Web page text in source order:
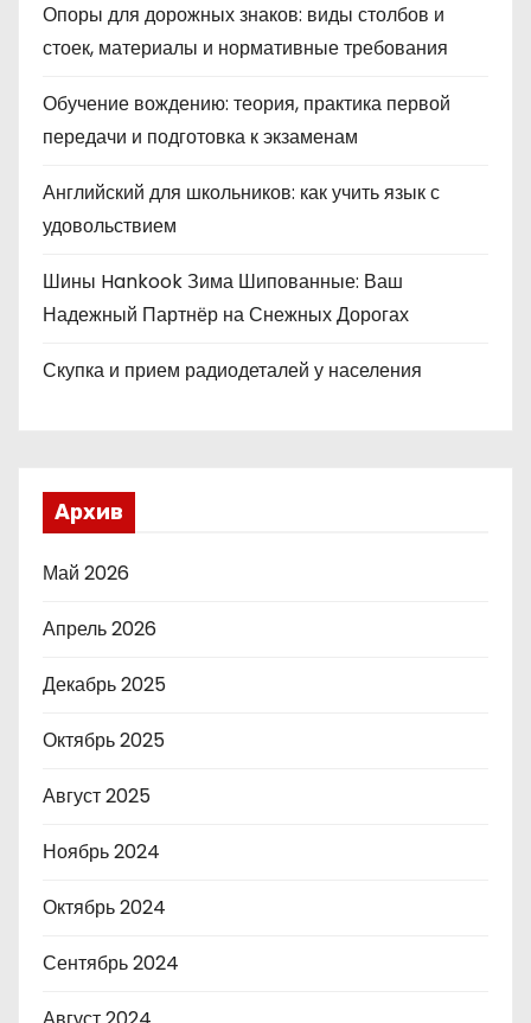
Опоры для дорожных знаков: виды столбов и
стоек, материалы и нормативные требования
Обучение вождению: теория, практика первой
передачи и подготовка к экзаменам
Английский для школьников: как учить язык с
удовольствием
Шины Hankook Зима Шипованные: Ваш
Надежный Партнёр на Снежных Дорогах
Скупка и прием радиодеталей у населения
Архив
Май 2026
Апрель 2026
Декабрь 2025
Октябрь 2025
Август 2025
Ноябрь 2024
Октябрь 2024
Сентябрь 2024